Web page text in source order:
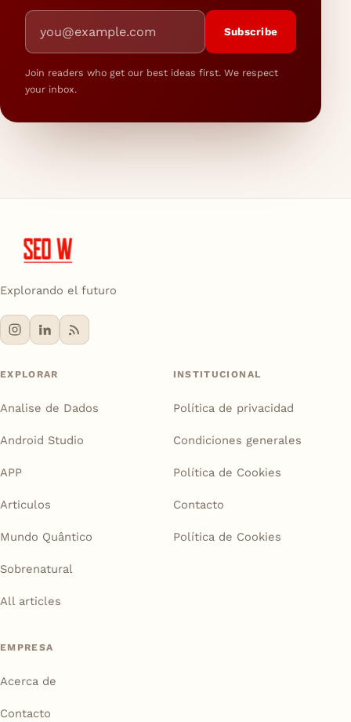
Email address
Subscribe
Join readers who get our best ideas first. We respect
your inbox.
Explorando el futuro
EXPLORAR
Analise de Dados
Android Studio
APP
Articulos
Mundo Quântico
Sobrenatural
All articles
INSTITUCIONAL
Política de privacidad
Condiciones generales
Política de Cookies
Contacto
Política de Cookies
EMPRESA
Acerca de
Contacto